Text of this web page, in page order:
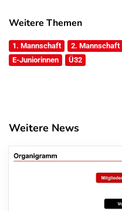
Weitere Themen
1. Mannschaft 2. Mannschaft
E-Juniorinnen
Ü32
Weitere News